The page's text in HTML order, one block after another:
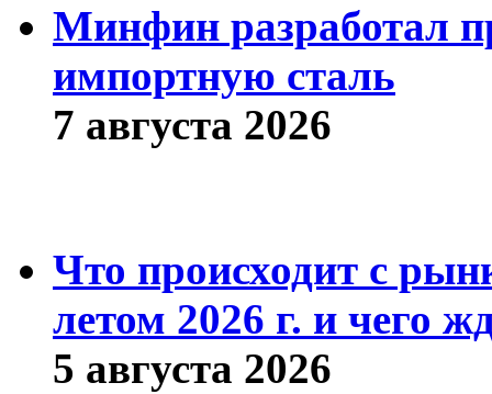
Минфин разработал
импортную сталь
7 августа 2026
Что происходит с
летом 2026 г. и чего
5 августа 2026